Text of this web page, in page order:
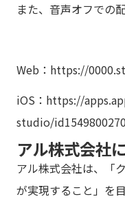
また、音声オフでの
Web： https://
iOS： https://
studio/id1549800270
アル株式会社
アル株式会社は、「
が実現すること」を